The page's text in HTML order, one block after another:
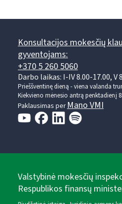
Konsultacijos mokesčių
gyventojams:
+370 5 260 5060
Darbo laikas: I-IV 8.00-17.00, V
Prieššventinę dieną - viena valanda
Kiekvieno mėnesio antrą penktadienį
Paklausimas perMano VMI
Valstybinė mokesčių
Respublikos finansų